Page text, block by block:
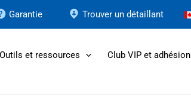
Garantie Trouver un détaillant
Outils et ressources
Club VIP et adhésion